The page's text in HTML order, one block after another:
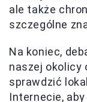
ale także
szczególne
Na koniec,
naszej okolicy
sprawdzić
Internecie,